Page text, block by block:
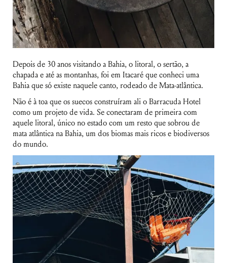
Depois de 30 anos visitando a Bahia, o litoral, o sertão, a
chapada e até as montanhas, foi em Itacaré que conheci uma
Bahia que só existe naquele canto, rodeado de Mata-atlântica.
Não é à toa que os suecos construíram ali o Barracuda Hotel
como um projeto de vida. Se conectaram de primeira com
aquele litoral, único no estado com um resto que sobrou de
mata atlântica na Bahia, um dos biomas mais ricos e biodiversos
do mundo.